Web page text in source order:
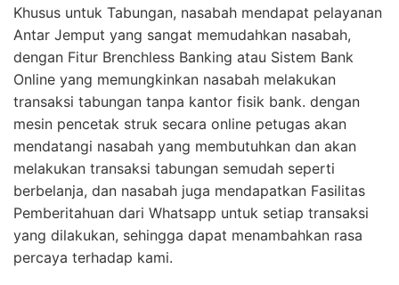
Khusus untuk Tabungan, nasabah mendapat pelayanan
Antar Jemput yang sangat memudahkan nasabah,
dengan Fitur Brenchless Banking atau Sistem Bank
Online yang memungkinkan nasabah melakukan
transaksi tabungan tanpa kantor fisik bank. dengan
mesin pencetak struk secara online petugas akan
mendatangi nasabah yang membutuhkan dan akan
melakukan transaksi tabungan semudah seperti
berbelanja, dan nasabah juga mendapatkan Fasilitas
Pemberitahuan dari Whatsapp untuk setiap transaksi
yang dilakukan, sehingga dapat menambahkan rasa
percaya terhadap kami.